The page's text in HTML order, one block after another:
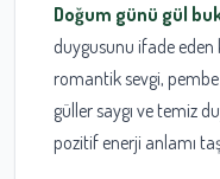
Doğum günü gül
duygusunu ifade eden
romantik sevgi,
güller saygı ve temiz
pozitif enerji anlamı